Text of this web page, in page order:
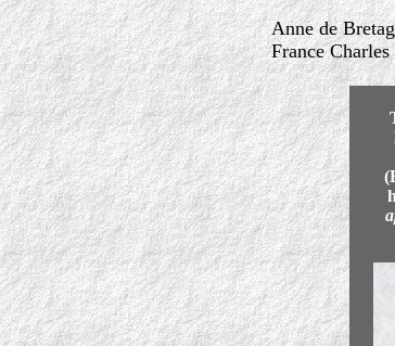
Anne de
France